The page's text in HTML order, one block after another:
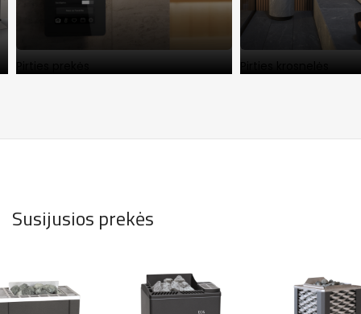
Pirties prekės Pirties krosnelės
Susijusios prekės